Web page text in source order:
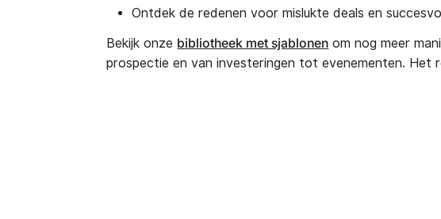
Ontdek de redenen voor mislukte deals en
Bekijk onze bibliotheek met sjablonen om nog meer
prospectie en van investeringen tot evenementen. Het